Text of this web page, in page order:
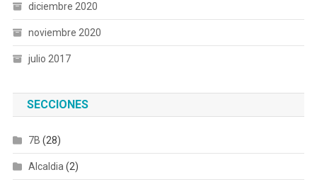
diciembre 2020
noviembre 2020
julio 2017
SECCIONES
7B (28)
Alcaldia(2)